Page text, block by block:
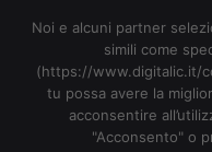
Noi e alcuni partner
simili come
(https://www.digitalic.it/
tu possa avere la
acconsentire
"Acconsento" o